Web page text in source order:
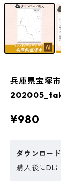
兵庫県宝塚
¥980
ダウンロー
購入後にDL